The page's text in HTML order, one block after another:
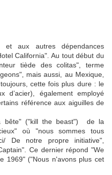
et aux autres dépendances
California". Au tout début du
tiède des colitas", terme
mais aussi, au Mexique,
cette fois plus dure : le
d’acier), également employé
référence aux aiguilles de
bête" ("kill the beast") de la
où "nous sommes tous
De notre propre initiative",
Ce dernier répond "We
1969" ("Nous n'avons plus cet